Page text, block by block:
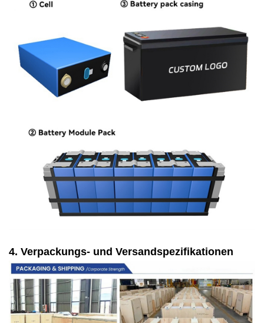
4. Verpackungs- und Versandspezifikationen